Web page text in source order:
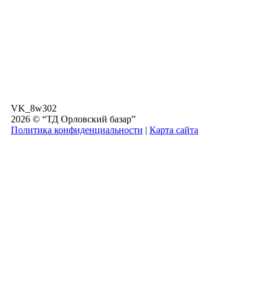
VK_8w302
2026 © “ТД Орловский базар”
Политика конфиденциальности | Карта сайта